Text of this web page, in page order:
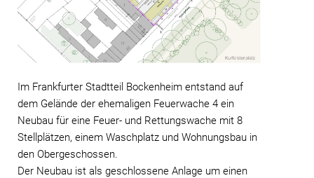
Im Frankfurter Stadtteil Bockenheim entstand auf
dem Gelände der ehemaligen Feuerwache 4 ein
Neubau für eine Feuer- und Rettungswache mit 8
Stellplätzen, einem Waschplatz und Wohnungsbau in
den Obergeschossen.
Der Neubau ist als geschlossene Anlage um einen